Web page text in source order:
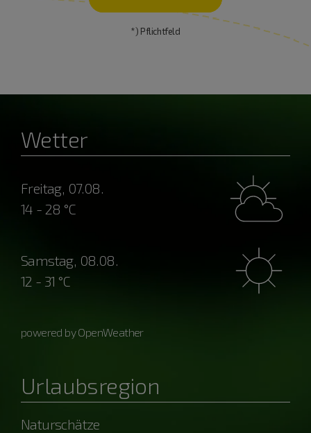
*) Pflichtfeld
Wetter
Freitag, 07.08.
14 - 28 °C
Samstag, 08.08.
12 - 31 °C
powered by OpenWeather
Urlaubsregion
Naturschätze